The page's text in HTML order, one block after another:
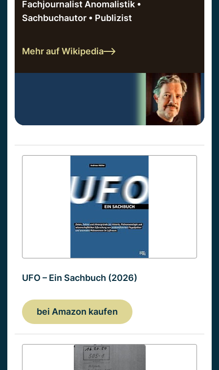
Fachjournalist Anomalistik •
Sachbuchautor • Publizist
Mehr auf Wikipedia
UFO – Ein Sachbuch (2026)
bei Amazon kaufen